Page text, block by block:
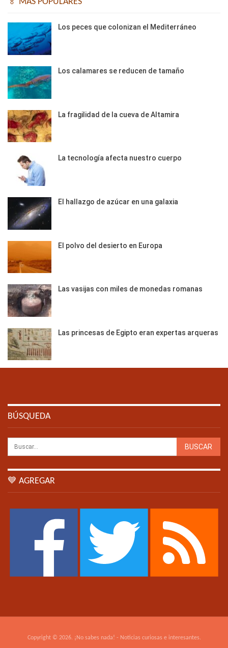
Los peces que colonizan el Mediterráneo
Los calamares se reducen de tamaño
La fragilidad de la cueva de Altamira
La tecnología afecta nuestro cuerpo
El hallazgo de azúcar en una galaxia
El polvo del desierto en Europa
Las vasijas con miles de monedas romanas
Las princesas de Egipto eran expertas arqueras
BÚSQUEDA
💙 AGREGAR
Copyright © 2026. ¡No sabes nada! - Noticias curiosas e interesantes.